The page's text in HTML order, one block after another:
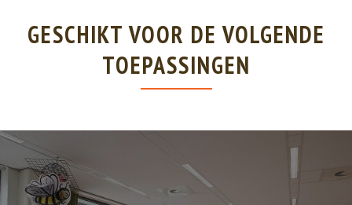
GESCHIKT VOOR DE VOLGENDE
TOEPASSINGEN